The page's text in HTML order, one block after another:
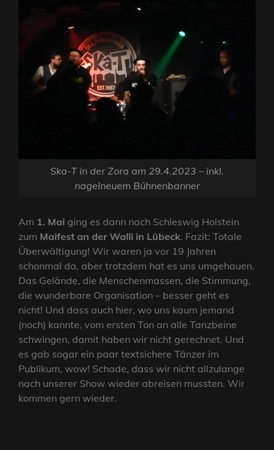
Ska-T in der Zora am 29.4.2023 – inkl.
nagelneuem Bühnenbanner
Am 1. Mai ging es dann nach Schleswig Holstein
zum Maifest an der Walli in Lübeck. Fazit: Totale
Überwältigung! Wir waren ja vor 19 Jahren
schonmal da, aber trotzdem hat es uns umgehauen.
Das Gelände, die Menschenmassen, die Stimmung,
die wunderbare Organisation – besser geht es
nicht! Und dass auch hier, wo uns kaum jemand
(noch) kannte, vom ersten Ton an alle Tanzbeine
schwingen, damit haben wir nicht gerechnet. Und
es gab sogar ein paar textsichere Tänzer im
Publikum, wow! Schade, dass wir nicht allzulange
nach unserer Show wieder abreisen mussten. Wir
kommen gern wieder.